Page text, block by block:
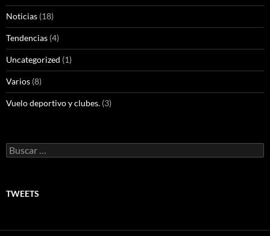
Noticias (18)
Tendencias (4)
Uncategorized (1)
Varios (8)
Vuelo deportivo y clubes. (3)
Buscar:
TWEETS